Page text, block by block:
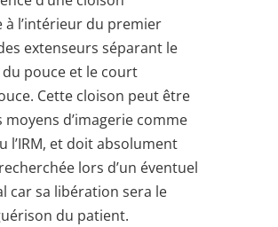
l’intérieur du premier
extenseurs séparant le
pouce et le court
Cette cloison peut être
d’imagerie comme
l’IRM, et doit absolument
lors d’un éventuel
car sa libération sera le
du patient.